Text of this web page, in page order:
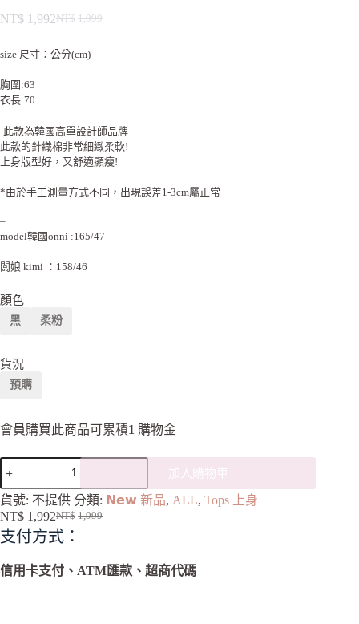
NT$ 1,999
NT$ 1,992
size 尺寸：公分(cm)
胸圍:63
衣長:70
-此款為韓國高單設計師品牌-
此款的針織棉非常細緻柔軟!
上身版型好，又舒適顯瘦!
*由於手工測量方式不同，出現誤差1-3cm屬正常
–
model韓國onni :165/47
闆娘 kimi ：158/46
顏色
黑 柔粉
貨況
預購
會員購買此商品可累積1 購物金
加入購物車
A
l
e
n
貨號: 不提供 分類: 𝗡𝗲𝘄 新品, ALL, Tops 上身
NT$ 1,999
NT$ 1,992
支付方式：
信用卡支付、ATM匯款、超商代碼